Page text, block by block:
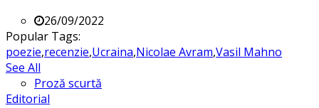
26/09/2022
Popular Tags:
poezie,recenzie,Ucraina,Nicolae Avram,Vasil Mahno
See All
Proză scurtă
Editorial